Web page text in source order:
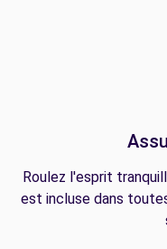
Roulez l'esprit
est incluse dans